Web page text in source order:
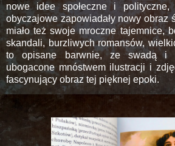
nowe idee społeczne i polityczne,
obyczajowe zapowiadały nowy obraz
miało też swoje mroczne tajemnice,
skandali, burzliwych romansów,
to opisane barwnie, ze swadą i
ubogacone mnóstwem ilustracji i
fascynujący obraz tej pięknej epoki.